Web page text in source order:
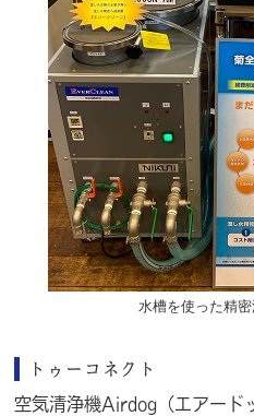
水槽を使った精
トゥーコネクト
空気清浄機Airdog（エアード